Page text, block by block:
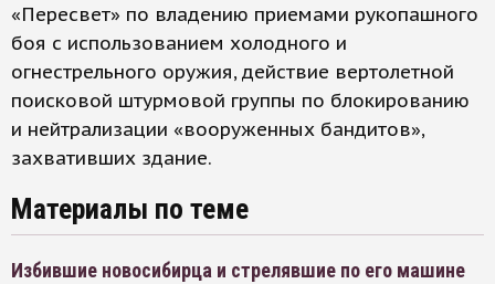
«Пересвет» по владению приемами рукопашного
боя с использованием холодного и
огнестрельного оружия, действие вертолетной
поисковой штурмовой группы по блокированию
и нейтрализации «вооруженных бандитов»,
захвативших здание.
Материалы по теме
Избившие новосибирца и стрелявшие по его машине